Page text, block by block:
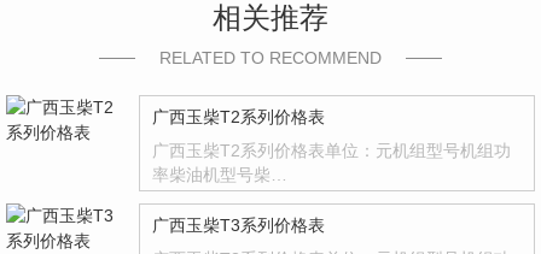
相关推荐
RELATED TO RECOMMEND
广西玉柴T2系列价格表
广西玉柴T2系列价格表单位：元机组型号机组功
率柴油机型号柴…
广西玉柴T3系列价格表